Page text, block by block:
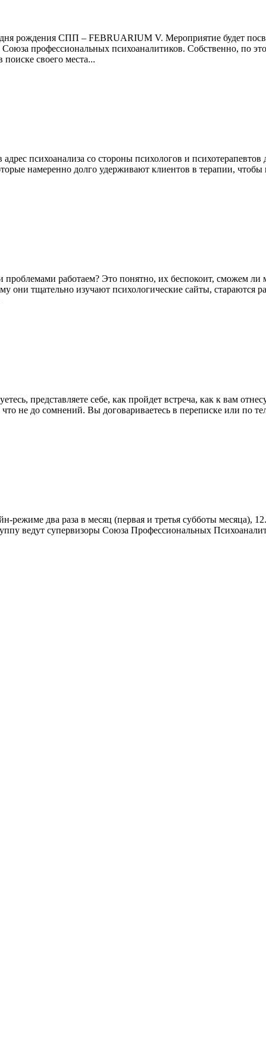
рождения СПП – FEBRUARIUM V. Мероприятие будет
профессиональных психоаналитиков. Собственно, по
своего места...
психоанализа со стороны психологов и
намеренно долго удерживают клиентов в терапии,
работаем? Это понятно, их беспокоит, сможем
они тщательно изучают психологические сайты, стараются
представляете себе, как пройдет встреча, как к вам
не до сомнений. Вы договариваетесь в переписке или по
режиме два раза в месяц (первая и третья субботы месяца),
ведут супервизоры Союза Профессиональных